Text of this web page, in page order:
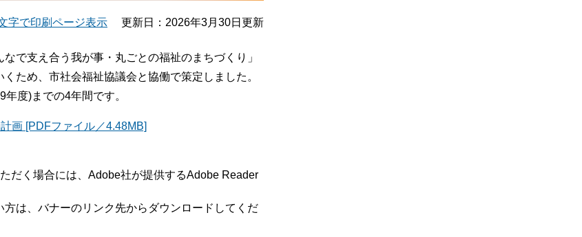
字で印刷ページ表示 更新日：2026年3月30日更新
支え合う我が事・丸ごとの福祉のまちづくり」
ため、市社会福祉協議会と協働で策定しました。
度)までの4年間です。
画 [PDFファイル／4.48MB]
だく場合には、Adobe社が提供するAdobe Reader
は、バナーのリンク先からダウンロードしてくだ